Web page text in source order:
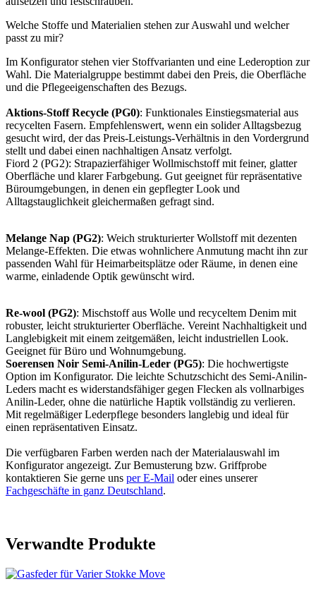
Welche Stoffe und Materialien stehen zur Auswahl und welcher
passt zu mir?
Im Konfigurator stehen vier Stoffvarianten und eine Lederoption zur
Wahl. Die Materialgruppe bestimmt dabei den Preis, die Oberfläche
und die Pflegeeigenschaften des Bezugs.
Aktions-Stoff Recycle (PG0): Funktionales Einstiegsmaterial aus
recycelten Fasern. Empfehlenswert, wenn ein solider Alltagsbezug
gesucht wird, der das Preis-Leistungs-Verhältnis in den Vordergrund
stellt und dabei einen nachhaltigen Ansatz verfolgt.
Fiord 2 (PG2): Strapazierfähiger Wollmischstoff mit feiner, glatter
Oberfläche und klarer Farbgebung. Gut geeignet für repräsentative
Büroumgebungen, in denen ein gepflegter Look und
Alltagstauglichkeit gleichermaßen gefragt sind.
Melange Nap (PG2): Weich strukturierter Wollstoff mit dezenten
Melange-Effekten. Die etwas wohnlichere Anmutung macht ihn zur
passenden Wahl für Heimarbeitsplätze oder Räume, in denen eine
warme, einladende Optik gewünscht wird.
Re-wool (PG2): Mischstoff aus Wolle und recyceltem Denim mit
robuster, leicht strukturierter Oberfläche. Vereint Nachhaltigkeit und
Langlebigkeit mit einem zeitgemäßen, leicht industriellen Look.
Geeignet für Büro und Wohnumgebung.
Soerensen Noir Semi-Anilin-Leder (PG5): Die hochwertigste
Option im Konfigurator. Die leichte Schutzschicht des Semi-Anilin-
Leders macht es widerstandsfähiger gegen Flecken als vollnarbiges
Anilin-Leder, ohne die natürliche Haptik vollständig zu verlieren.
Mit regelmäßiger Lederpflege besonders langlebig und ideal für
einen repräsentativen Einsatz.
Die verfügbaren Farben werden nach der Materialauswahl im
Konfigurator angezeigt. Zur Bemusterung bzw. Griffprobe
kontaktieren Sie gerne uns per E-Mail oder eines unserer
Fachgeschäfte in ganz Deutschland.
Verwandte Produkte